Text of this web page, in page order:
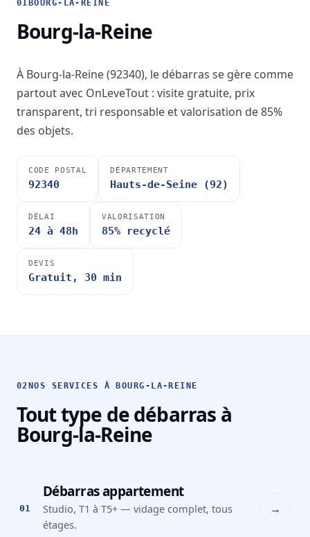
01 BOURG-LA-REINE
Bourg-la-Reine
À Bourg-la-Reine (92340), le débarras se gère comme
partout avec OnLeveTout : visite gratuite, prix
transparent, tri responsable et valorisation de 85%
des objets.
CODE POSTAL
92340
DÉPARTEMENT
Hauts-de-Seine (92)
DÉLAI
24 à 48h
VALORISATION
85% recyclé
DEVIS
Gratuit, 30 min
02 NOS SERVICES À BOURG-LA-REINE
Tout type de débarras à
Bourg-la-Reine
01
Débarras appartement
Studio, T1 à T5+ — vidage complet, tous
étages.
→